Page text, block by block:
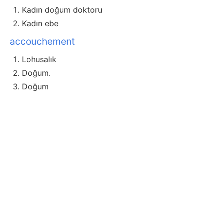
Kadın doğum doktoru
Kadın ebe
accouchement
Lohusalık
Doğum.
Doğum